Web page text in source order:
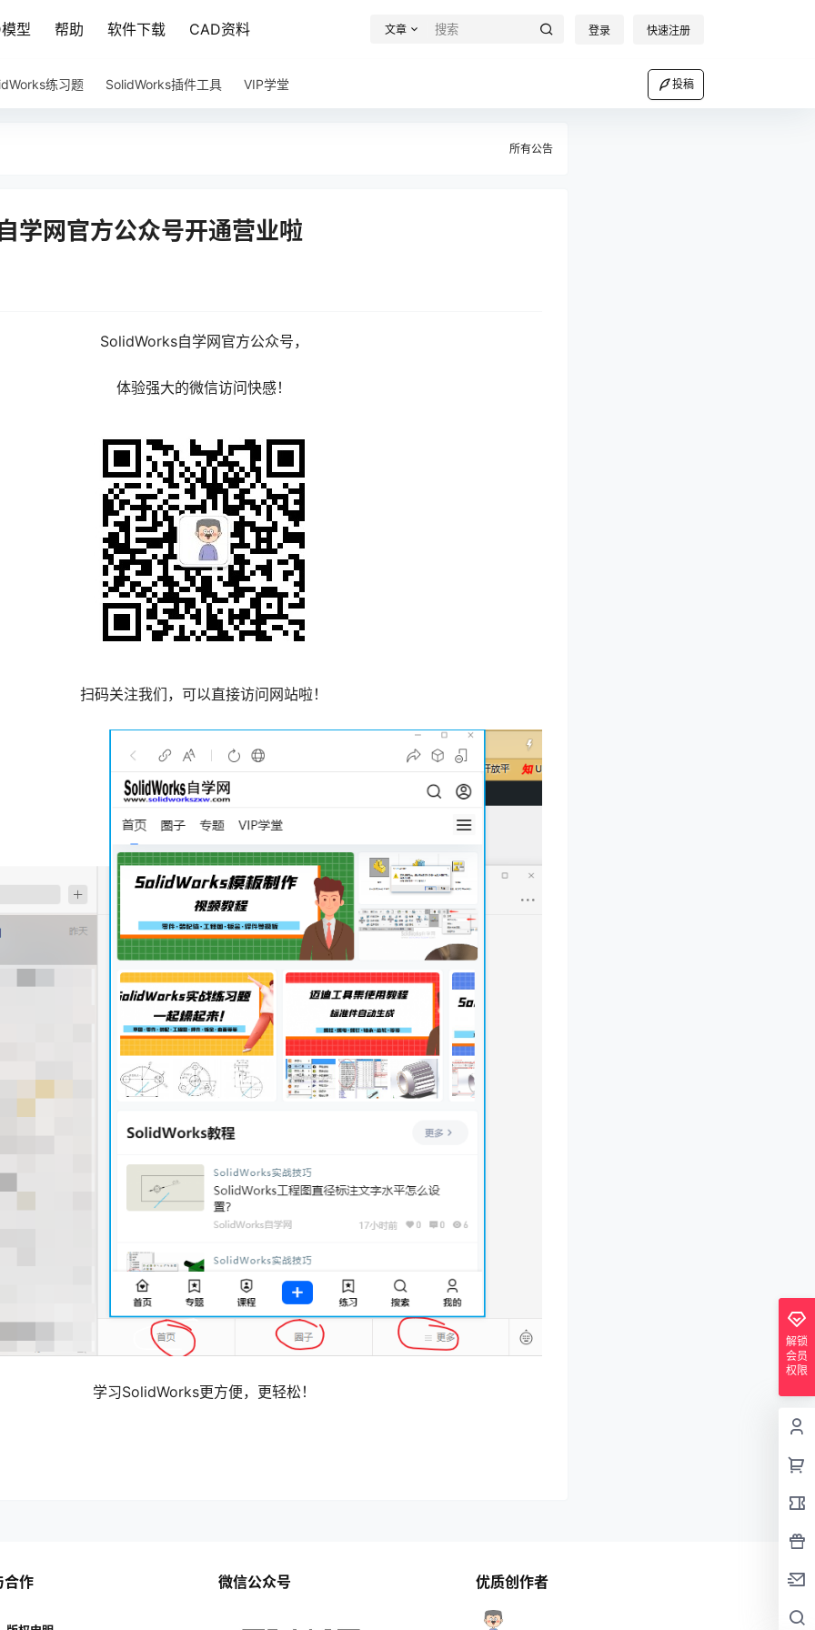
型 帮助 软件下载 CAD资料 文章 登录 快速注册
练习题 SolidWorks插件工具 VIP学堂 投稿
所有公告
学网官方公众号开通营业啦
SolidWorks自学网官方公众号，
体验强大的微信访问快感！
扫码关注我们，可以直接访问网站啦！
学习SolidWorks更方便，更轻松！
解锁
会员
权限
合作 微信公众号 优质创作者